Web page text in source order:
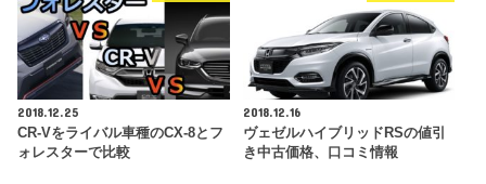
2018.12.25
CR-Vをライバル車種のCX-8とフ
ォレスターで比較
2018.12.16
ヴェゼルハイブリッドRSの値引
き中古価格、口コミ情報